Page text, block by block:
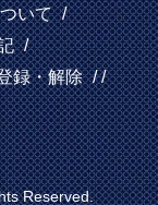
いて /
/
録・解除 / /
Reserved.